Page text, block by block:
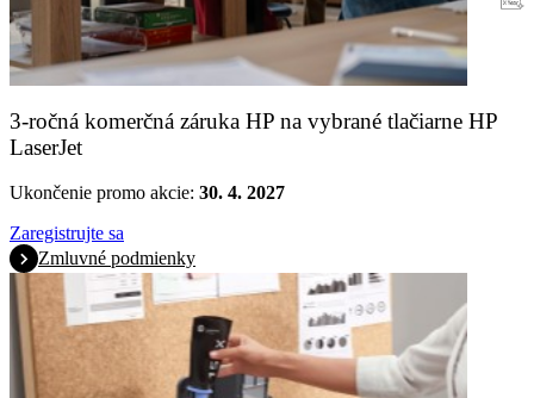
3-ročná komerčná záruka HP na vybrané tlačiarne HP
LaserJet
Ukončenie promo akcie: 30. 4. 2027
Zaregistrujte sa
Zmluvné podmienky